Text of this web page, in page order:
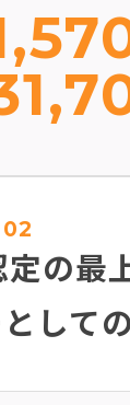
定の最
して